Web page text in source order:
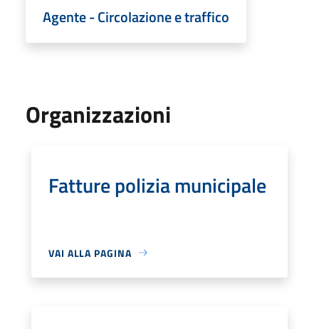
Agente - Circolazione e traffico
Organizzazioni
Fatture polizia municipale
VAI ALLA PAGINA